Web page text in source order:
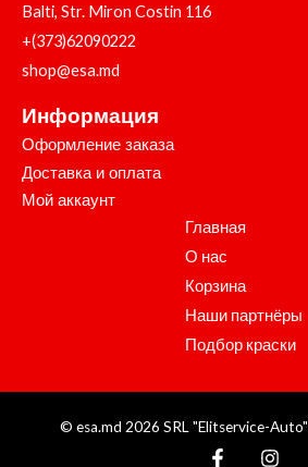
Balti, Str. Miron Costin 116
+(373)62090222
shop@esa.md
Информация
Оформление заказа
Доставка и оплата
Мой аккаунт
Главная
О нас
Корзина
Наши партнёры
Подбор краски
© esa.md 2026 SRL "Elitservice-Auto"